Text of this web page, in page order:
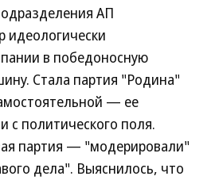
АП
идеологически
в победоносную
Стала партия "Родина"
— ее
с политического поля.
партия — "модерировали"
дела". Выяснилось, что